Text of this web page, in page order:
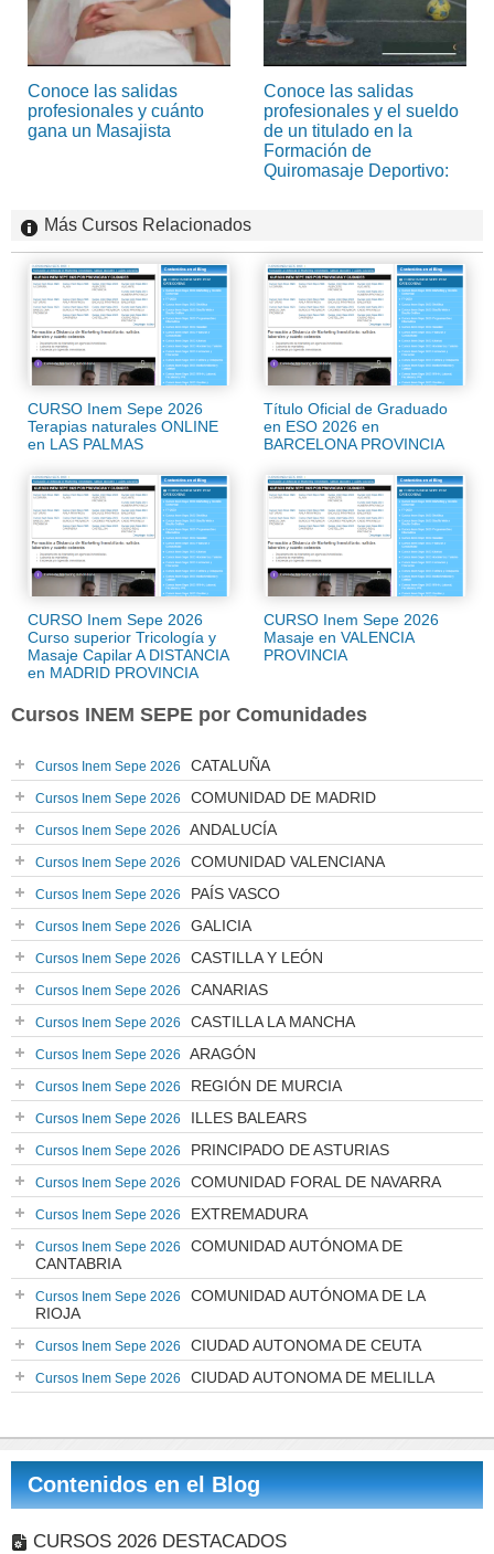
Conoce las salidas
profesionales y cuánto
gana un Masajista
Conoce las salidas
profesionales y el sueldo
de un titulado en la
Formación de
Quiromasaje Deportivo:
Más Cursos Relacionados
CURSO Inem Sepe 2026
Terapias naturales ONLINE
en LAS PALMAS
Título Oficial de Graduado
en ESO 2026 en
BARCELONA PROVINCIA
CURSO Inem Sepe 2026
Curso superior Tricología y
Masaje Capilar A DISTANCIA
en MADRID PROVINCIA
CURSO Inem Sepe 2026
Masaje en VALENCIA
PROVINCIA
Cursos INEM SEPE por Comunidades
Cursos Inem Sepe 2026 CATALUÑA
Cursos Inem Sepe 2026 COMUNIDAD DE MADRID
Cursos Inem Sepe 2026 ANDALUCÍA
Cursos Inem Sepe 2026 COMUNIDAD VALENCIANA
Cursos Inem Sepe 2026 PAÍS VASCO
Cursos Inem Sepe 2026 GALICIA
Cursos Inem Sepe 2026 CASTILLA Y LEÓN
Cursos Inem Sepe 2026 CANARIAS
Cursos Inem Sepe 2026 CASTILLA LA MANCHA
Cursos Inem Sepe 2026 ARAGÓN
Cursos Inem Sepe 2026 REGIÓN DE MURCIA
Cursos Inem Sepe 2026 ILLES BALEARS
Cursos Inem Sepe 2026 PRINCIPADO DE ASTURIAS
Cursos Inem Sepe 2026 COMUNIDAD FORAL DE NAVARRA
Cursos Inem Sepe 2026 EXTREMADURA
Cursos Inem Sepe 2026
COMUNIDAD AUTÓNOMA DE
CANTABRIA
Cursos Inem Sepe 2026
COMUNIDAD AUTÓNOMA DE LA
RIOJA
Cursos Inem Sepe 2026 CIUDAD AUTONOMA DE CEUTA
Cursos Inem Sepe 2026 CIUDAD AUTONOMA DE MELILLA
Contenidos en el Blog
CURSOS 2026 DESTACADOS